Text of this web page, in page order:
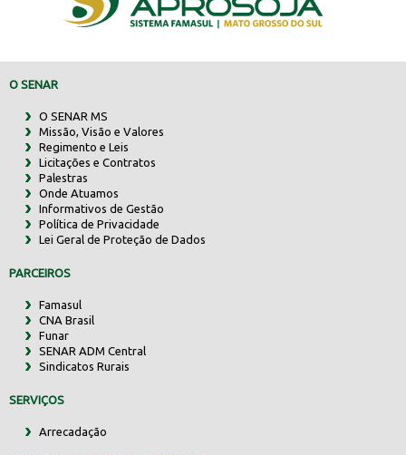
O SENAR
O SENAR MS
Missão, Visão e Valores
Regimento e Leis
Licitações e Contratos
Palestras
Onde Atuamos
Informativos de Gestão
Política de Privacidade
Lei Geral de Proteção de Dados
PARCEIROS
Famasul
CNA Brasil
Funar
SENAR ADM Central
Sindicatos Rurais
SERVIÇOS
Arrecadação